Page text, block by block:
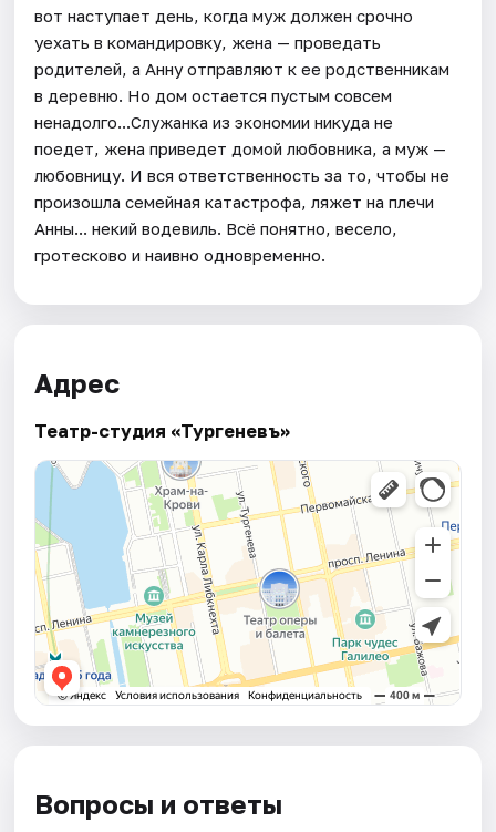
вот наступает день, когда муж должен срочно
уехать в командировку, жена — проведать
родителей, а Анну отправляют к ее родственникам
в деревню. Но дом остается пустым совсем
ненадолго...Служанка из экономии никуда не
поедет, жена приведет домой любовника, а муж —
любовницу. И вся ответственность за то, чтобы не
произошла семейная катастрофа, ляжет на плечи
Анны... некий водевиль. Всё понятно, весело,
гротесково и наивно одновременно.
Адрес
Театр-студия «Тургеневъ»
Вопросы и ответы